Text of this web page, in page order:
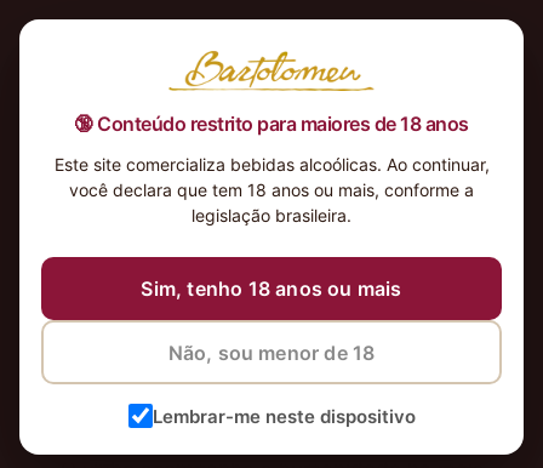
🔞 Conteúdo restrito para maiores de 18 anos
Este site comercializa bebidas alcoólicas. Ao continuar,
você declara que tem 18 anos ou mais, conforme a
legislação brasileira.
Sim, tenho 18 anos ou mais
Não, sou menor de 18
Lembrar-me neste dispositivo
Curiosidades & Cultura do
Vinho
bebida mais antiga da civilização